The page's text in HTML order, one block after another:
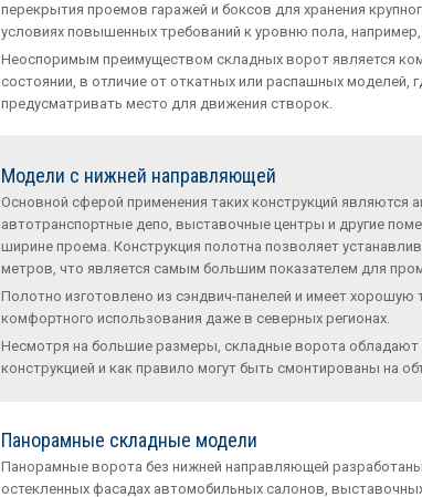
перекрытия проемов гаражей и боксов для хранения
условиях повышенных требований к уровню пола,
Неоспоримым преимуществом складных ворот является
состоянии, в отличие от откатных или распашных моделей,
предусматривать место для движения створок.
Модели с нижней направляющей
Основной сферой применения таких конструкций являются
автотранспортные депо, выставочные центры и другие
ширине проема. Конструкция полотна позволяет
метров, что является самым большим показателем для
Полотно изготовлено из сэндвич-панелей и имеет
комфортного использования даже в северных регионах.
Несмотря на большие размеры, складные ворота обладают
конструкцией и как правило могут быть смонтированы на
Панорамные складные модели
Панорамные ворота без нижней направляющей
остекленных фасадах автомобильных салонов,